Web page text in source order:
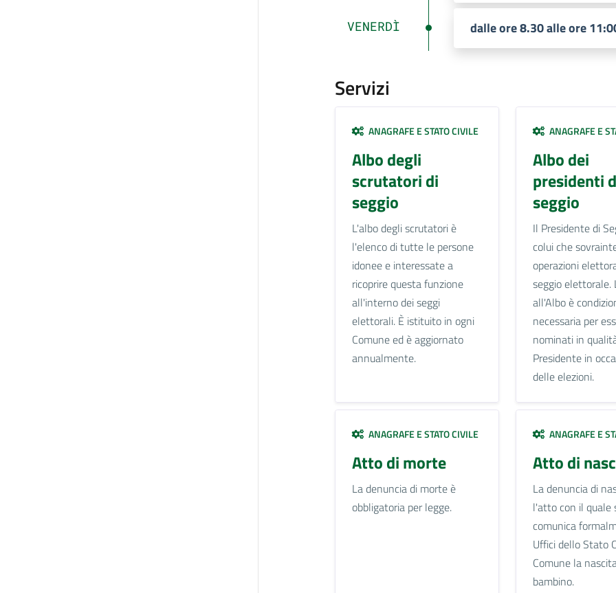
VENERDÌ dalle ore 8.30 alle ore
Servizi
ANAGRAFE E STATO CIVILE
Albo degli
scrutatori di
seggio
L'albo degli scrutatori è
l'elenco di tutte le persone
idonee e interessate a
ricoprire questa funzione
all'interno dei seggi
elettorali. È istituito in ogni
Comune ed è aggiornato
annualmente.
ANAGRAFE E
Albo dei
presidenti
seggio
Il Presidente di
colui che
operazioni
seggio elettorale.
all'Albo è
necessaria per
nominati in
Presidente in
delle elezioni.
ANAGRAFE E STATO CIVILE
Atto di morte
La denuncia di morte è
obbligatoria per legge.
ANAGRAFE E
Atto di
La denuncia di
l'atto con il quale
comunica
Uffici dello Stato
Comune la
bambino.